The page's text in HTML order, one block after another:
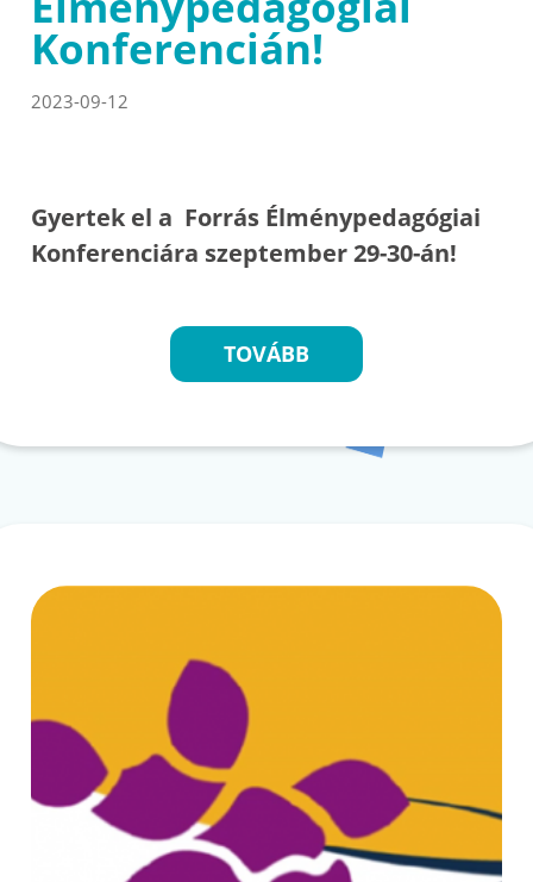
Konferencián!
2023-09-12
Gyertek el a Forrás Élménypedagógiai
Konferenciára szeptember 29-30-án!
TOVÁBB